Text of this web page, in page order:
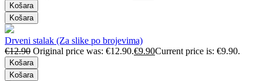
Košara
Košara
Drveni stalak (Za slike po brojevima)
€12.90 Original price was: €12.90.€9.90Current price is: €9.90.
Košara
Košara